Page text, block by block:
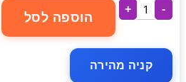
-
+
הוספה לסל
קניה מהירה